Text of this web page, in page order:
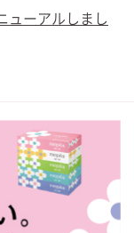
ューアルしまし